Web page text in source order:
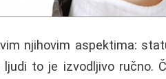
njihovim aspektima:
to je izvodljivo ručno.